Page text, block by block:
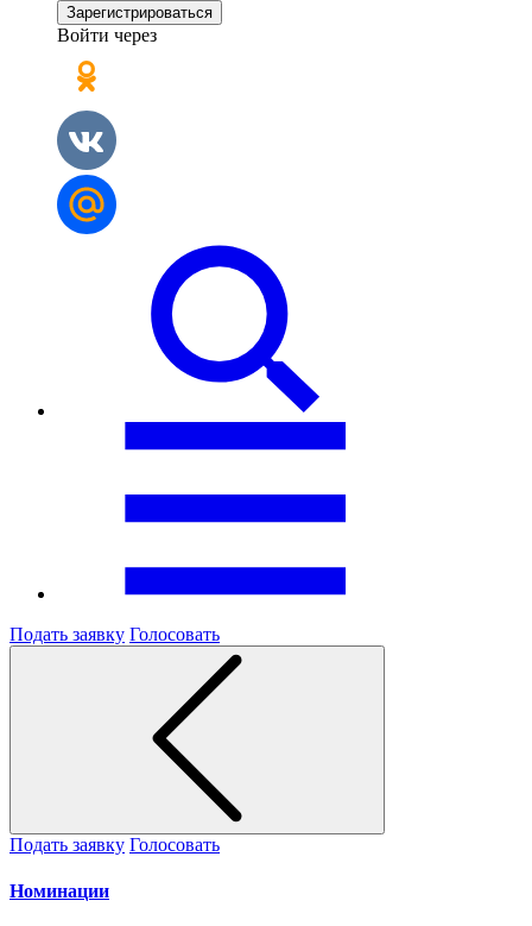
Зарегистрироваться
Войти через
Подать заявку Голосовать
Подать заявку Голосовать
Номинации